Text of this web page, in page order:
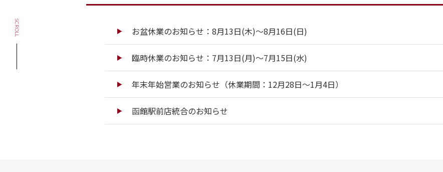
SCROLL お盆休業のお知らせ：8月13日(木)～8月16日(日)
臨時休業のお知らせ：7月13日(月)～7月15日(水)
年末年始営業のお知らせ（休業期間：12月28日～1月4日）
函館駅前店統合のお知らせ